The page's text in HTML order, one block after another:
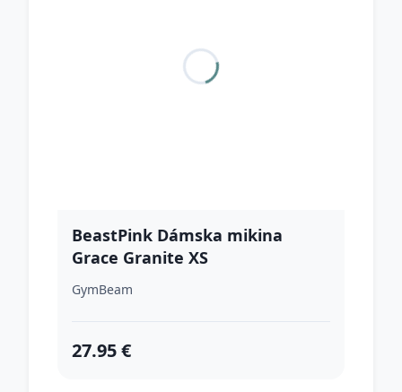
BeastPink Dámska mikina
Grace Granite XS
GymBeam
27.95 €